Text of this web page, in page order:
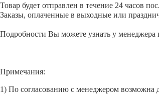
Товар будет отправлен в течение 24 часов
Заказы, оплаченные в выходные или
Подробности Вы можете узнать у менеджера
Примечания:
1) По согласованию с менеджером возможна